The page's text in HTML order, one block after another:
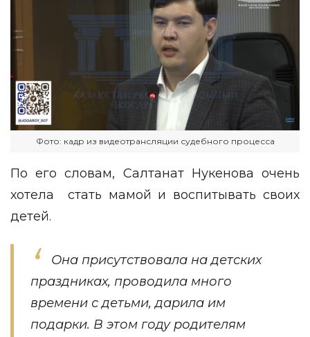
Фото: кадр из видеотрансляции судебного процесса
По его словам, Салтанат Нукенова очень
хотела стать мамой и воспитывать своих
детей.
Она присутствовала на детских
праздниках, проводила много
времени с детьми, дарила им
подарки. В этом году родителям